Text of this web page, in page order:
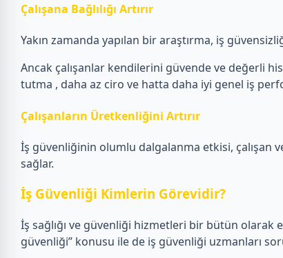
Çalışana Bağlılığı Artırır
Yakın zamanda yapılan bir araştırma, iş
Ancak çalışanlar kendilerini güvende ve değerli
tutma , daha az ciro ve hatta daha iyi genel iş
Çalışanların Üretkenliğini Artırır
İş güvenliğinin olumlu dalgalanma etkisi, çalışan
sağlar.
İş Güvenliği Kimlerin Görevidir?
İş sağlığı ve güvenliği hizmetleri bir bütün olarak
güvenliği” konusu ile de iş güvenliği uzmanları